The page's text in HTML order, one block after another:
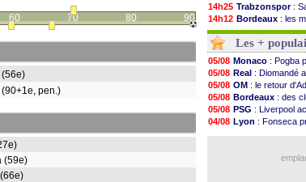
60 70 80 90
pen.)
(59e)
14h25 Trabzonspor :
14h12 Bordeaux : les
13h51 FIFA: Al-Khelaïfi
13h29
Fenerbahçe:
13h11 Bordeaux:
12h46
Galatasaray:
12h28
Southampton :
12h10
Real: Vinicius
11h58
VIDEO: un
11h35
Real : Diomandé
11h19
Real : Rodri, la
: pas
Les +
05/08 Monaco : Pogba
05/08 Real : Diomandé
05/08 OM : le retour
05/08 Bordeaux : des
05/08 PSG : Liverpool
04/08 Lyon : Fonseca